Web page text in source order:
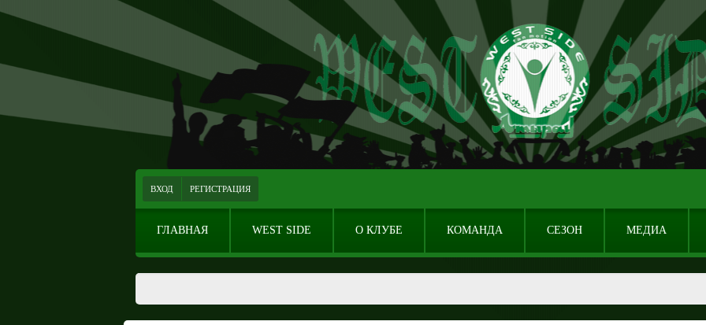
ВХОД РЕГИСТРАЦИЯ
ГЛАВНАЯ WEST SIDE О КЛУБЕ КОМАНДА СЕЗОН МЕДИА